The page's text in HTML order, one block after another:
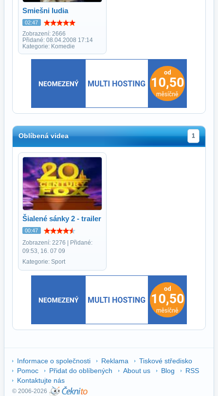
Smiešni ludia
02:47
Zobrazení: 2666
Přidané: 08.04.2008 17:14
Kategorie: Komedie
Oblíbená videa 1
Šialené sánky 2 - trailer
00:47
Zobrazení: 2276 | Přidané:
09:53, 16. 07 09
Kategorie: Sport
Informace o společnosti Reklama
Tiskové středisko
Pomoc
Přidat do oblíbených About us Blog
RSS
Kontaktujte nás
© 2006-2026